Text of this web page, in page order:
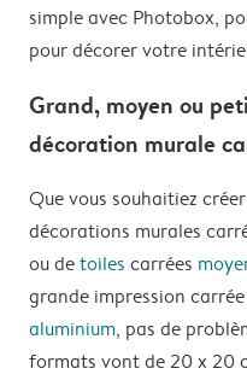
simple avec Photobox,
pour décorer votre
Grand, moyen ou
décoration murale
Que vous souhaitiez
décorations murales
ou detoiles carrées
grande impression
aluminium, pas de
formats vont de 20 x 20